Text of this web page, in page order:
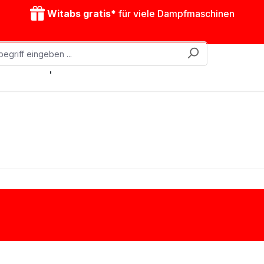
Witabs gratis* für viele Dampfmaschinen
Dampfmaschinen Zubehör Antriebsmodelle